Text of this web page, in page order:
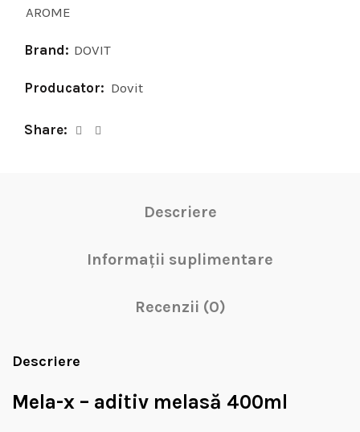
AROME
Brand: DOVIT
Producator: Dovit
Share
Descriere
Informații suplimentare
Recenzii (0)
Descriere
Mela-x – aditiv melasă 400ml